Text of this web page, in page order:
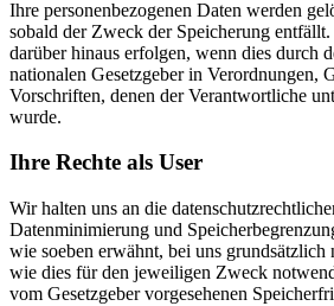
Ihre personenbezogenen Daten werden
sobald der Zweck der Speicherung
darüber hinaus erfolgen, wenn dies durch
nationalen Gesetzgeber in Verordnungen,
Vorschriften, denen der Verantwortliche
wurde.
Ihre Rechte als User
Wir halten uns an die
Datenminimierung und
wie soeben erwähnt, bei uns grundsätzlich
wie dies für den jeweiligen Zweck
vom Gesetzgeber vorgesehenen